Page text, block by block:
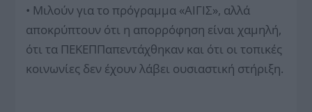
• Μιλούν για το πρόγραμμα «ΑΙΓΙΣ», αλλά
αποκρύπτουν ότι η απορρόφηση είναι χαμηλή,
ότι τα ΠΕΚΕΠΠαπεντάχθηκαν και ότι οι τοπικές
κοινωνίες δεν έχουν λάβει ουσιαστική στήριξη.